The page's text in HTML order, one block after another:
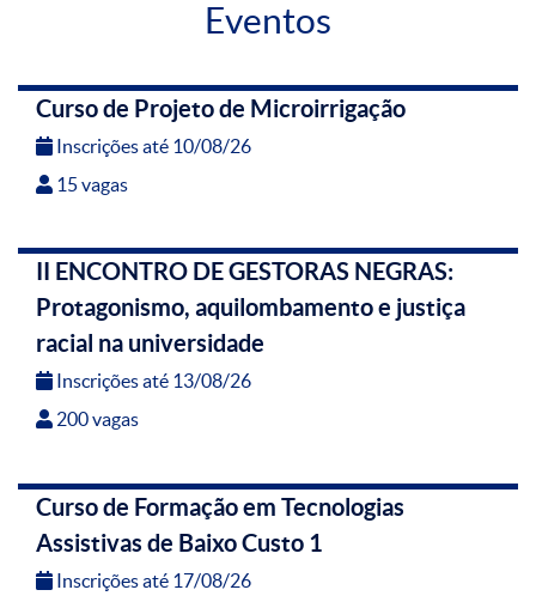
Eventos
Curso de Projeto de Microirrigação
Inscrições até 10/08/26
15 vagas
II ENCONTRO DE GESTORAS NEGRAS:
Protagonismo, aquilombamento e justiça
racial na universidade
Inscrições até 13/08/26
200 vagas
Curso de Formação em Tecnologias
Assistivas de Baixo Custo 1
Inscrições até 17/08/26